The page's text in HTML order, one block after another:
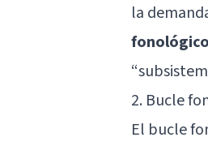
la
2. Bucle
El bucle